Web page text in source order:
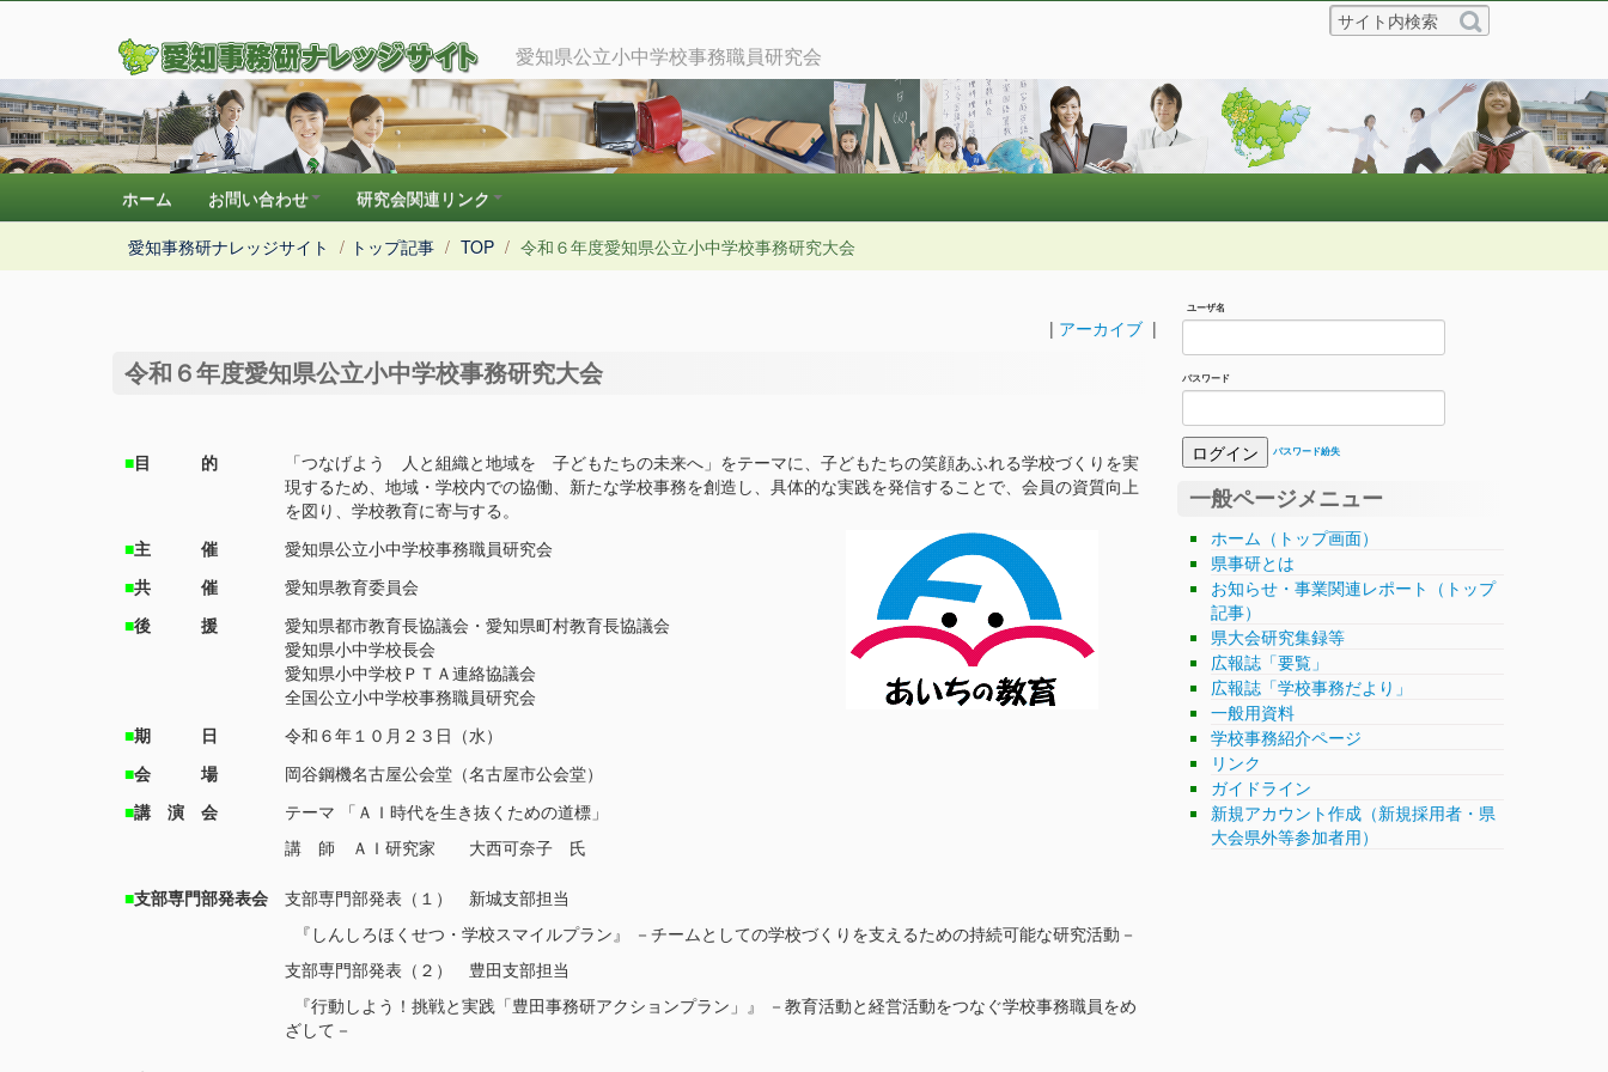
愛知県公立小中学校事務職員研究会
ホーム お問い合わせ 研究会関連リンク
愛知事務研ナレッジサイト / トップ記事 / TOP / 令和６年度愛知県公立小中学校事務研究大会
| アーカイブ|
令和６年度愛知県公立小中学校事務研究大会
■目 的
「つなげよう 人と組織と地域を 子どもたちの未来へ」をテーマに、子どもたちの笑顔あふれる学校づくりを実
現するため、地域・学校内での協働、新たな学校事務を創造し、具体的な実践を発信することで、会員の資質向上
を図り、学校教育に寄与する。
■主 催
愛知県公立小中学校事務職員研究会
■共 催
愛知県教育委員会
■後 援
愛知県都市教育長協議会・愛知県町村教育長協議会
愛知県小中学校長会
愛知県小中学校ＰＴＡ連絡協議会
全国公立小中学校事務職員研究会
■期 日
令和６年１０月２３日（水）
■会 場
岡谷鋼機名古屋公会堂（名古屋市公会堂）
■講 演 会
テーマ 「ＡＩ時代を生き抜くための道標」
講 師 ＡＩ研究家 大西可奈子 氏
■支部専門部発表会
支部専門部発表（１） 新城支部担当
『しんしろほくせつ・学校スマイルプラン』 －チームとしての学校づくりを支えるための持続可能な研究活動－
支部専門部発表（２） 豊田支部担当
『行動しよう！挑戦と実践「豊田事務研アクションプラン」』 －教育活動と経営活動をつなぐ学校事務職員をめ
ざして－
ユーザ名
パスワード
パスワード紛失
一般ページメニュー
ホーム（トップ画面）
県事研とは
お知らせ・事業関連レポート（トップ
記事）
県大会研究集録等
広報誌「要覧」
広報誌「学校事務だより」
一般用資料
学校事務紹介ページ
リンク
ガイドライン
新規アカウント作成（新規採用者・県
大会県外等参加者用）